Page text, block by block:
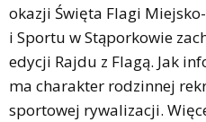
okazji Święta Flagi
i Sportu w Stąporkowie
edycji Rajdu z Flagą. Jak
ma charakter rodzinnej
sportowej rywalizacji.